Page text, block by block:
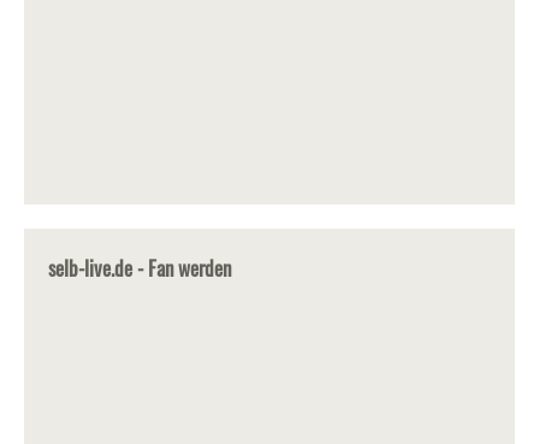
selb-live.de - Fan werden